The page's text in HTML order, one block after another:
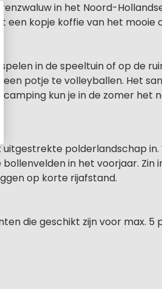
in het Noord-
een kopje koffie van het
in de speeltuin of op de
potje te volleyballen. Het
kun je in de zomer het
polderlandschap
in het voorjaar.
op korte rijafstand.
die geschikt zijn voor max. 5